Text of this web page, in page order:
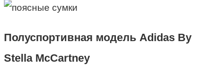
Полуспортивная модель Adidas By
Stella McCartney